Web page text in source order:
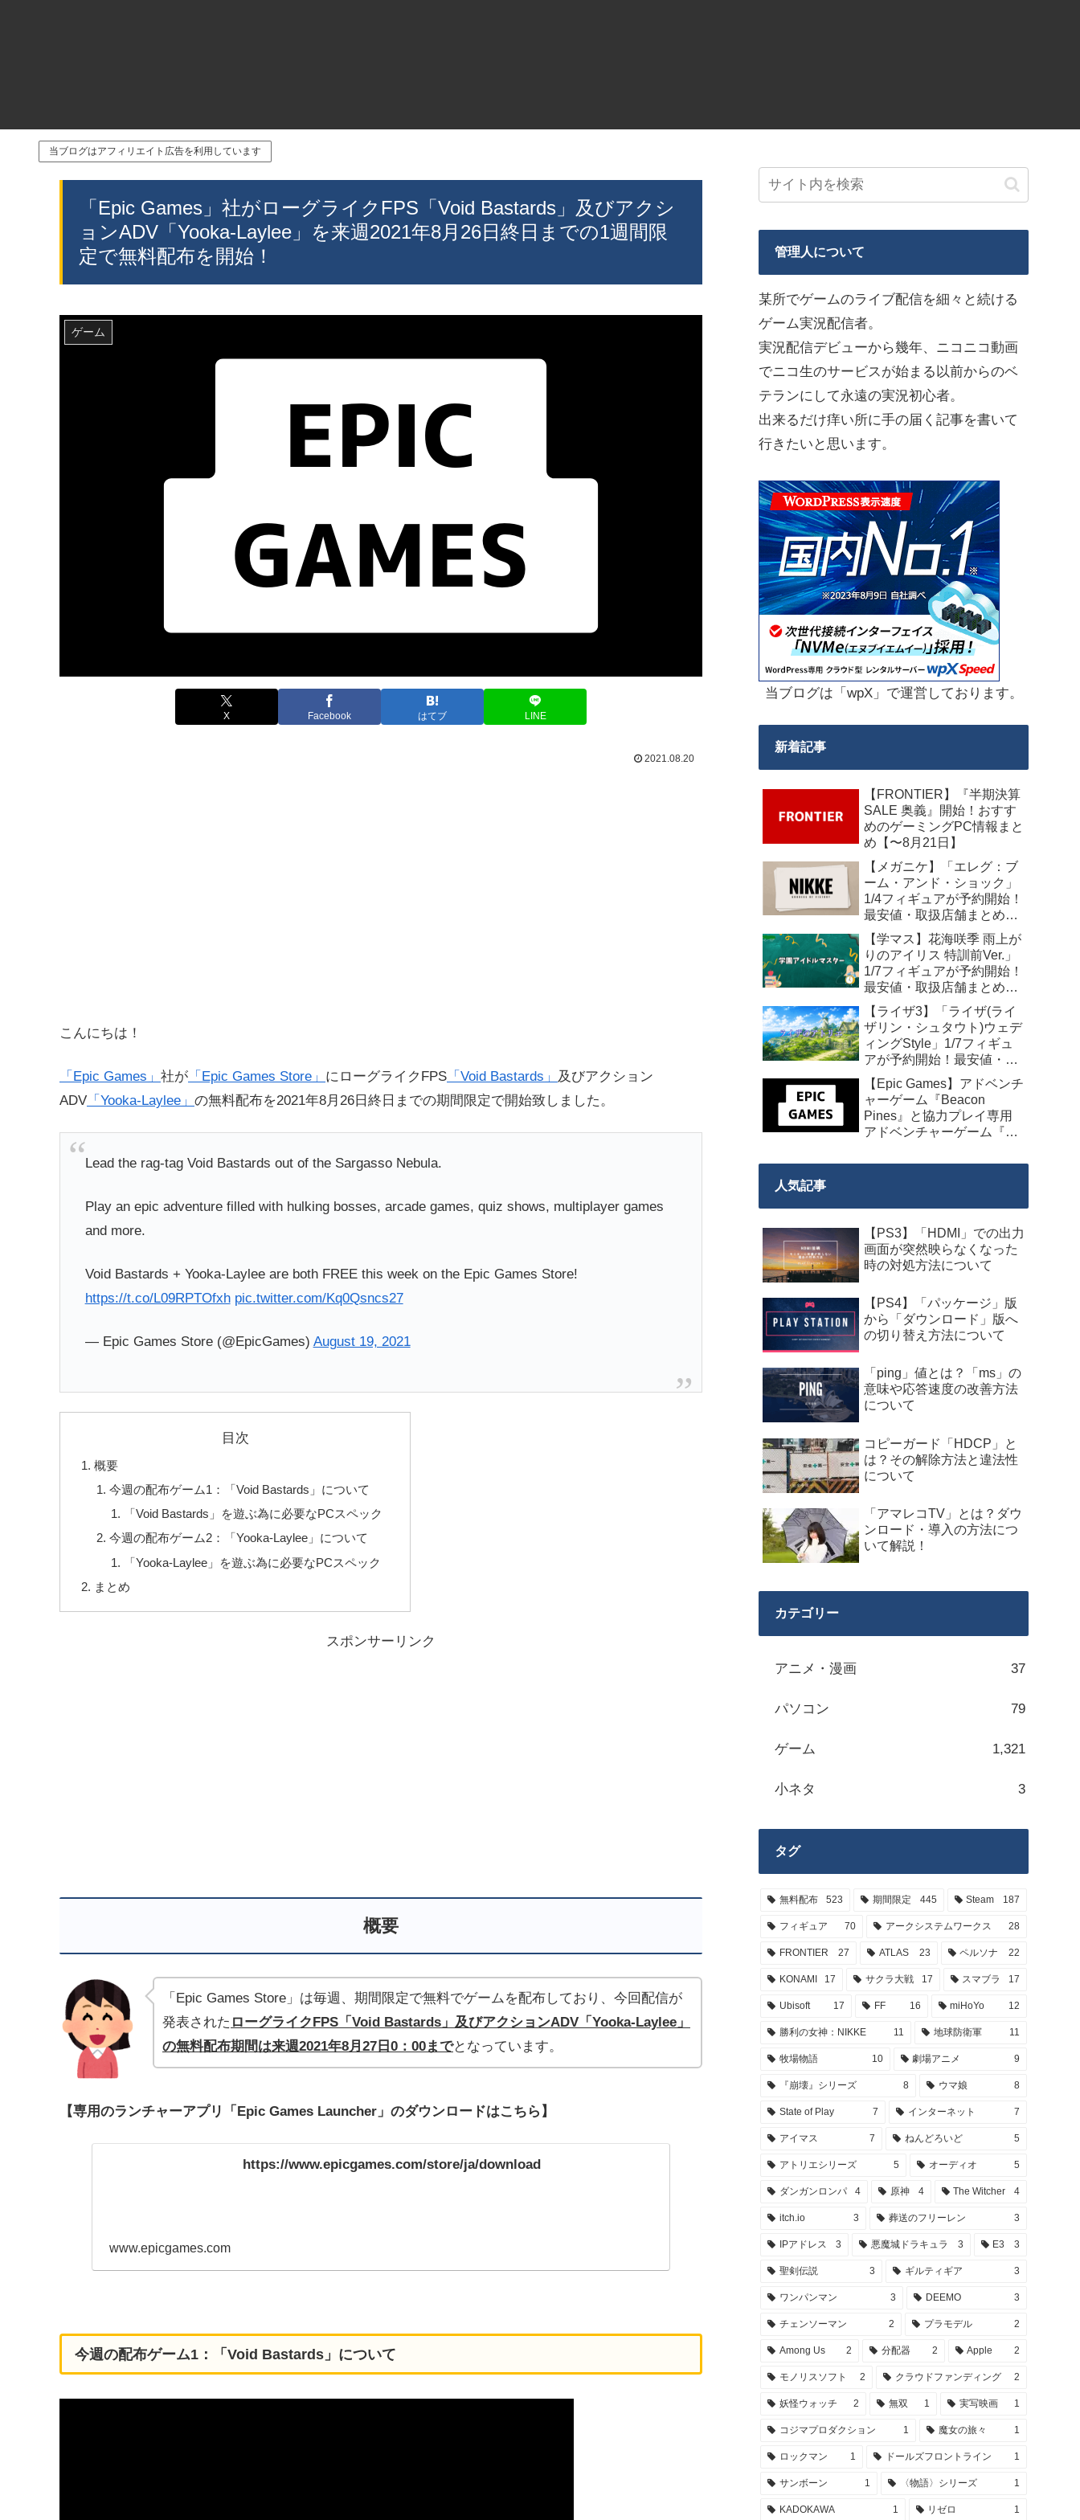
当ブログはアフィリエイト広告を利用しています
「Epic Games」社がローグライクFPS「Void Bastards」及びアクシ
ョンADV「Yooka-Laylee」を来週2021年8月26日終日までの1週間限
定で無料配布を開始！
ゲーム
X Facebook はてブ LINE
2021.08.20
こんにちは！
「Epic Games」 社が 「Epic Games Store」 にローグライクFPS 「Void Bastards」 及びアクション
ADV 「Yooka-Laylee」 の無料配布を2021年8月26日終日までの期間限定で開始致しました。
Lead the rag-tag Void Bastards out of the Sargasso Nebula.
Play an epic adventure filled with hulking bosses, arcade games, quiz shows, multiplayer games
and more.
Void Bastards + Yooka-Laylee are both FREE this week on the Epic Games Store!
https://t.co/L09RPTOfxh pic.twitter.com/Kq0Qsncs27
— Epic Games Store (@EpicGames) August 19, 2021
目次
概要
今週の配布ゲーム1：「Void Bastards」について
「Void Bastards」を遊ぶ為に必要なPCスペック
今週の配布ゲーム2：「Yooka-Laylee」について
「Yooka-Laylee」を遊ぶ為に必要なPCスペック
まとめ
スポンサーリンク
概要
「Epic Games Store」は毎週、期間限定で無料でゲームを配布しており、今回配信が
発表された ローグライクFPS「Void Bastards」及びアクションADV「Yooka-Laylee」
の無料配布期間は来週2021年8月27日0：00までとなっています。
【専用のランチャーアプリ「Epic Games Launcher」のダウンロードはこちら】
https://www.epicgames.com/store/ja/download
www.epicgames.com
今週の配布ゲーム1：「Void Bastards」について
管理人について
某所でゲームのライブ配信を細々と続ける
ゲーム実況配信者。
実況配信デビューから幾年、ニコニコ動画
でニコ生のサービスが始まる以前からのベ
テランにして永遠の実況初心者。
出来るだけ痒い所に手の届く記事を書いて
行きたいと思います。
当ブログは「wpX」で運営しております。
新着記事
【FRONTIER】『半期決算
SALE 奥義』開始！おすす
めのゲーミングPC情報まと
め【〜8月21日】
【メガニケ】「エレグ：ブ
ーム・アンド・ショック」
1/4フィギュアが予約開始！
最安値・取扱店舗まとめ
【2027年10月発売】
【学マス】花海咲季 雨上が
りのアイリス 特訓前Ver.」
1/7フィギュアが予約開始！
最安値・取扱店舗まとめ
【2027年4月発売】
【ライザ3】「ライザ(ライ
ザリン・シュタウト)ウェデ
ィングStyle」1/7フィギュ
アが予約開始！最安値・取
扱店舗まとめ【2027年4月
発売】
【Epic Games】アドベンチ
ャーゲーム『Beacon
Pines』と協力プレイ専用
アドベンチャーゲーム『We
料配布が来週2026年8月14
人気記事
【PS3】「HDMI」での出力
画面が突然映らなくなった
時の対処方法について
【PS4】「パッケージ」版
から「ダウンロード」版へ
の切り替え方法について
「ping」値とは？「ms」の
意味や応答速度の改善方法
について
コピーガード「HDCP」と
は？その解除方法と違法性
について
「アマレコTV」とは？ダウ
ンロード・導入の方法につ
いて解説！
カテゴリー
アニメ・漫画 37
パソコン 79
ゲーム 1,321
小ネタ 3
タグ
無料配布 523 期間限定 445 Steam 187
フィギュア 70 アークシステムワークス 28
FRONTIER 27 ATLAS 23 ペルソナ 22
KONAMI 17 サクラ大戦 17 スマブラ 17
Ubisoft 17 FF 16 miHoYo 12
勝利の女神：NIKKE 11 地球防衛軍 11
牧場物語 10 劇場アニメ 9
『崩壊』シリーズ 8 ウマ娘 8
State of Play 7 インターネット 7
アイマス 7 ねんどろいど 5
アトリエシリーズ 5 オーディオ 5
ダンガンロンパ 4 原神 4 The Witcher 4
itch.io 3 葬送のフリーレン 3
IPアドレス 3 悪魔城ドラキュラ 3 E3 3
聖剣伝説 3 ギルティギア 3
ワンパンマン 3 DEEMO 3
チェンソーマン 2 プラモデル 2
Among Us 2 分配器 2 Apple 2
モノリスソフト 2 クラウドファンディング 2
妖怪ウォッチ 2 無双 1 実写映画 1
コジマプロダクション 1 魔女の旅々 1
ロックマン 1 ドールズフロントライン 1
サンボーン 1 〈物語〉シリーズ 1
KADOKAWA 1 リゼロ 1